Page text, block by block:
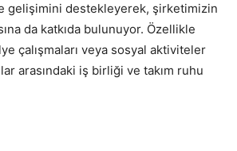
gelişimini destekleyerek, şirketimizin
da katkıda bulunuyor. Özellikle
çalışmaları veya sosyal aktiviteler
arasındaki iş birliği ve takım ruhu